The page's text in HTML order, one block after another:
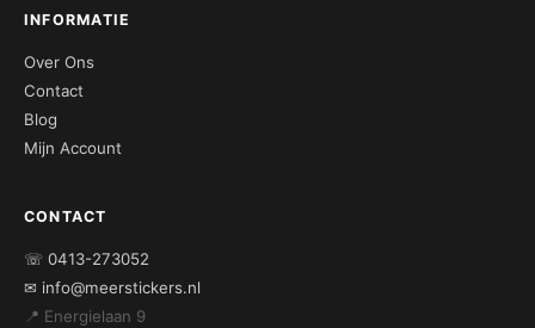
INFORMATIE
Over Ons
Contact
Blog
Mijn Account
CONTACT
☏ 0413-273052
✉ info@meerstickers.nl
📍 Energielaan 9